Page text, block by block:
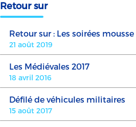
Retour sur
Retour sur : Les soirées mousse
21 août 2019
Les Médiévales 2017
18 avril 2016
Défilé de véhicules militaires
15 août 2017